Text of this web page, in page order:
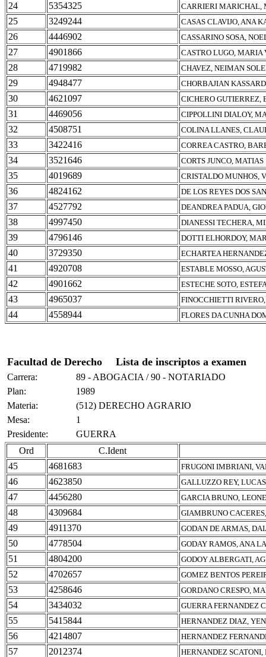
24 5354325 CARRIERI MARICHAL,
25 3249244 CASAS CLAVIJO, ANA
26 4446902 CASSARINO SOSA,
27 4901866 CASTRO LUGO, MARIA
28 4719982 CHAVEZ, NEIMAN
29 4948477 CHORBAJIAN
30 4621097 CICHERO GUTIERREZ,
31 4469056 CIPPOLLINI DIALOY,
32 4508751 COLINA LLANES,
33 3422416 CORREA CASTRO,
34 3521646 CORTS JUNCO, MATIAS
35 4019689 CRISTALDO MUNHOS,
36 4824162 DE LOS REYES DOS
37 4527792 DEANDREA PADUA,
38 4997450 DIANESSI TECHERA,
39 4796146 DOTTI ELHORDOY,
40 3729350 ECHARTEA
41 4920708 ESTABLE MOSSO,
42 4901662 ESTECHE SOTO,
43 4965037 FINOCCHIETTI
44 4558944 FLORES DA CUNHA
Facultad de Derecho Lista de inscriptos a examen
Carrera:
89 - ABOGACIA / 90 - NOTARIADO
Plan:
1989
Materia:
(512) DERECHO AGRARIO
Mesa:
1
Presidente:
GUERRA
Ord
C.Ident
45
4681683 FRUGONI IMBRIANI,
46 4623850 GALLUZZO REY,
47 4456280 GARCIA BRUNO,
48 4309684 GIAMBRUNO
49 4911370 GODAN DE ARMAS,
50 4778504 GODAY RAMOS, ANA
51 4804200 GODOY ALBERGATI,
52 4702657 GOMEZ BENTOS
53 4258646 GORDANO CRESPO,
54 3434032 GUERRA FERNANDEZ
55 5415844 HERNANDEZ DIAZ,
56 4214807 HERNANDEZ
57 2012374 HERNANDEZ